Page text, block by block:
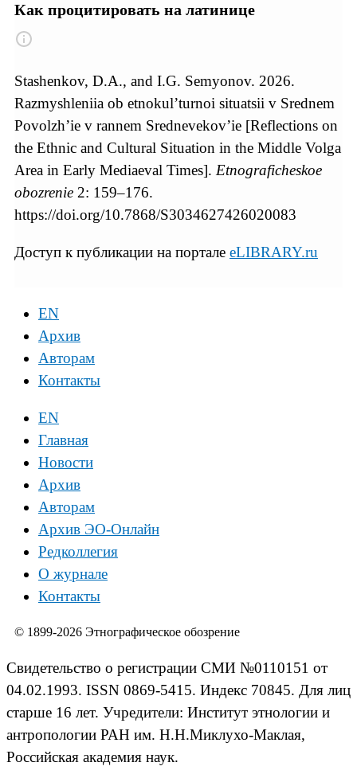
Как процитировать на латинице
Stashenkov, D.A., and I.G. Semyonov. 2026.
Razmyshleniia ob etnokul’turnoi situatsii v Srednem
Povolzh’ie v rannem Srednevekov’ie [Reflections on
the Ethnic and Cultural Situation in the Middle Volga
Area in Early Mediaeval Times]. Etnograficheskoe
obozrenie 2: 159–176.
https://doi.org/10.7868/S3034627426020083
Доступ к публикации на портале eLIBRARY.ru
EN
Архив
Авторам
Контакты
EN
Главная
Новости
Архив
Авторам
Архив ЭО-Онлайн
Редколлегия
О журнале
Контакты
© 1899-2026 Этнографическое обозрение
Свидетельство о регистрации СМИ №0110151 от
04.02.1993. ISSN 0869-5415. Индекс 70845. Для лиц
старше 16 лет. Учредители: Институт этнологии и
антропологии РАН им. Н.Н.Миклухо-Маклая,
Российская академия наук.